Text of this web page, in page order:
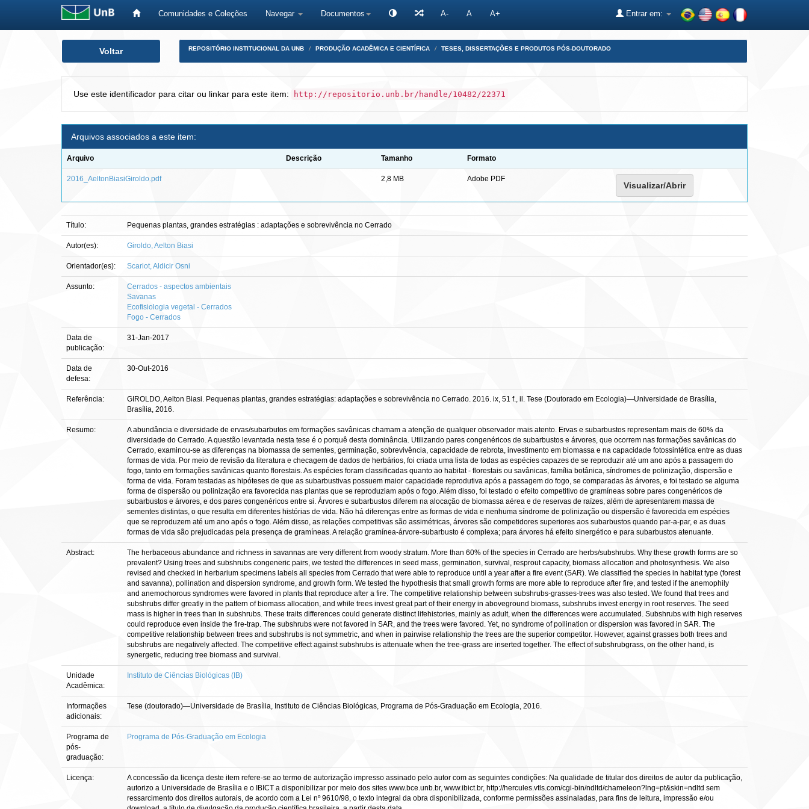
Comunidades e Coleções Navegar Documentos A- A A+ Entrar em:
Voltar REPOSITÓRIO INSTITUCIONAL DA UNB PRODUÇÃO ACADÊMICA E CIENTÍFICA TESES, DISSERTAÇÕES E PRODUTOS PÓS-DOUTORADO
Use este identificador para citar ou linkar para este item: http://repositorio.unb.br/handle/10482/22371
Arquivos associados a este item:
Arquivo Descrição Tamanho Formato
2016_AeltonBiasiGiroldo.pdf 2,8 MB Adobe PDF
Visualizar/Abrir
Título: Pequenas plantas, grandes estratégias : adaptações e sobrevivência no Cerrado
Autor(es): Giroldo, Aelton Biasi
Orientador(es): Scariot, Aldicir Osni
Assunto:
Cerrados - aspectos ambientais
Savanas
Ecofisiologia vegetal - Cerrados
Fogo - Cerrados
Data de
publicação:
31-Jan-2017
Data de
defesa:
30-Out-2016
Referência:
GIROLDO, Aelton Biasi. Pequenas plantas, grandes estratégias: adaptações e sobrevivência no Cerrado. 2016. ix, 51 f., il. Tese (Doutorado em Ecologia)—Universidade de Brasília,
Brasília, 2016.
Resumo:
A abundância e diversidade de ervas/subarbutos em formações savânicas chamam a atenção de qualquer observador mais atento. Ervas e subarbustos representam mais de 60% da
diversidade do Cerrado. A questão levantada nesta tese é o porquê desta dominância. Utilizando pares congenéricos de subarbustos e árvores, que ocorrem nas formações savânicas do
Cerrado, examinou-se as diferenças na biomassa de sementes, germinação, sobrevivência, capacidade de rebrota, investimento em biomassa e na capacidade fotossintética entre as duas
formas de vida. Por meio de revisão da literatura e checagem de dados de herbários, foi criada uma lista de todas as espécies capazes de se reproduzir até um ano após a passagem do
fogo, tanto em formações savânicas quanto florestais. As espécies foram classificadas quanto ao habitat - florestais ou savânicas, família botânica, síndromes de polinização, dispersão e
forma de vida. Foram testadas as hipóteses de que as subarbustivas possuem maior capacidade reprodutiva após a passagem do fogo, se comparadas às árvores, e foi testado se alguma
forma de dispersão ou polinização era favorecida nas plantas que se reproduziam após o fogo. Além disso, foi testado o efeito competitivo de gramíneas sobre pares congenéricos de
subarbustos e árvores, e dos pares congenéricos entre si. Árvores e subarbustos diferem na alocação de biomassa aérea e de reservas de raízes, além de apresentarem massa de
sementes distintas, o que resulta em diferentes histórias de vida. Não há diferenças entre as formas de vida e nenhuma síndrome de polinização ou dispersão é favorecida em espécies
que se reproduzem até um ano após o fogo. Além disso, as relações competitivas são assimétricas, árvores são competidores superiores aos subarbustos quando par-a-par, e as duas
formas de vida são prejudicadas pela presença de gramíneas. A relação gramínea-árvore-subarbusto é complexa; para árvores há efeito sinergético e para subarbustos atenuante.
Abstract:
The herbaceous abundance and richness in savannas are very different from woody stratum. More than 60% of the species in Cerrado are herbs/subshrubs. Why these growth forms are so
prevalent? Using trees and subshrubs congeneric pairs, we tested the differences in seed mass, germination, survival, resprout capacity, biomass allocation and photosynthesis. We also
revised and checked in herbarium specimens labels all species from Cerrado that were able to reproduce until a year after a fire event (SAR). We classified the species in habitat type (forest
and savanna), pollination and dispersion syndrome, and growth form. We tested the hypothesis that small growth forms are more able to reproduce after fire, and tested if the anemophily
and anemochorous syndromes were favored in plants that reproduce after a fire. The competitive relationship between subshrubs-grasses-trees was also tested. We found that trees and
subshrubs differ greatly in the pattern of biomass allocation, and while trees invest great part of their energy in aboveground biomass, subshrubs invest energy in root reserves. The seed
mass is higher in trees than in subshrubs. These traits differences could generate distinct lifehistories, mainly as adult, when the differences were accumulated. Subshrubs with high reserves
could reproduce even inside the fire-trap. The subshrubs were not favored in SAR, and the trees were favored. Yet, no syndrome of pollination or dispersion was favored in SAR. The
competitive relationship between trees and subshrubs is not symmetric, and when in pairwise relationship the trees are the superior competitor. However, against grasses both trees and
subshrubs are negatively affected. The competitive effect against subshrubs is attenuate when the tree-grass are inserted together. The effect of subshrubgrass, on the other hand, is
synergetic, reducing tree biomass and survival.
Unidade
Acadêmica:
Instituto de Ciências Biológicas (IB)
Informações
adicionais:
Tese (doutorado)—Universidade de Brasília, Instituto de Ciências Biológicas, Programa de Pós-Graduação em Ecologia, 2016.
Programa de
pós-
graduação:
Programa de Pós-Graduação em Ecologia
Licença:
A concessão da licença deste item refere-se ao termo de autorização impresso assinado pelo autor com as seguintes condições: Na qualidade de titular dos direitos de autor da publicação,
autorizo a Universidade de Brasília e o IBICT a disponibilizar por meio dos sites www.bce.unb.br, www.ibict.br, http://hercules.vtls.com/cgi-bin/ndltd/chameleon?lng=pt&skin=ndltd sem
ressarcimento dos direitos autorais, de acordo com a Lei nº 9610/98, o texto integral da obra disponibilizada, conforme permissões assinaladas, para fins de leitura, impressão e/ou